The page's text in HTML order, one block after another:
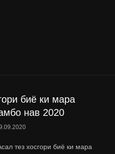
биё ки мара
нав 2020
тез хосгори биё ки мара